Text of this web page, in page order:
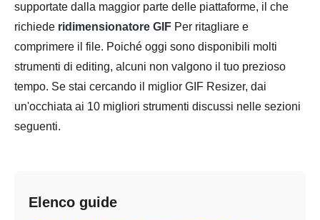
supportate dalla maggior parte delle piattaforme, il che
richiede ridimensionatore GIF Per ritagliare e
comprimere il file. Poiché oggi sono disponibili molti
strumenti di editing, alcuni non valgono il tuo prezioso
tempo. Se stai cercando il miglior GIF Resizer, dai
un'occhiata ai 10 migliori strumenti discussi nelle sezioni
seguenti.
Elenco guide